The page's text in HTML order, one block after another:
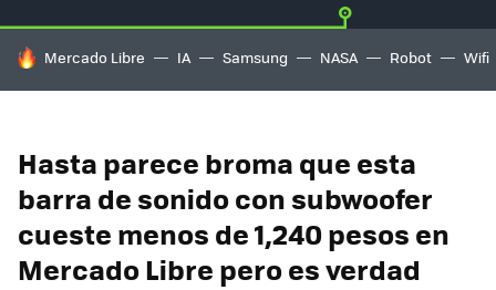
HOY SE HABLA DE
Mercado Libre IA Samsung NASA Robot Wifi
Hasta parece broma que esta
barra de sonido con subwoofer
cueste menos de 1,240 pesos en
Mercado Libre pero es verdad